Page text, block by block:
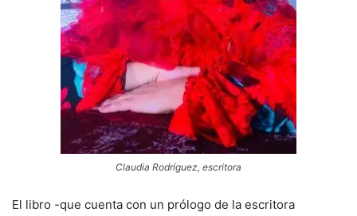
Claudia Rodríguez, escritora
El libro -que cuenta con un prólogo de la escritora